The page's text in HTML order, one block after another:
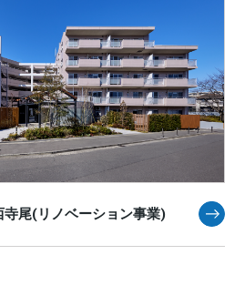
寺尾(リノベーション事業)